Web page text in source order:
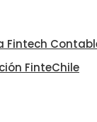
Fintech
FinteChile